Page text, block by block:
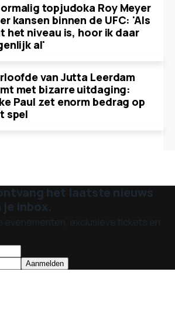
topjudoka Roy Meyer
kansen binnen de UFC: 'Als
het niveau is, hoor ik daar
al'
van Jutta Leerdam
met bizarre uitdaging:
Paul zet enorm bedrag op
spel
het laatste nieuws
inbox.
evenementen, exclusieve tickets en